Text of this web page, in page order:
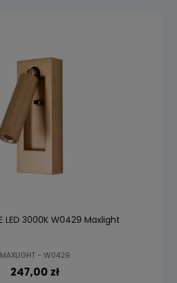
LED 3000K W0429 Maxlight
MAXLIGHT - W0429
247,00 zł